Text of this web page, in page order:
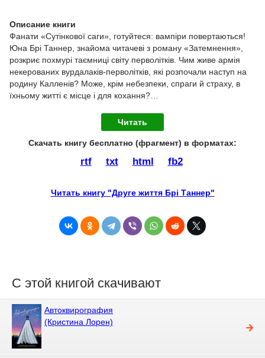
Описание книги
Фанати «Сутінкової саги», готуйтеся: вампіри повертаються!
Юна Брі Таннер, знайома читачеві з роману «Затемнення»,
розкриє похмурі таємниці світу перволітків. Чим живе армія
некерованих вурдалаків-перволітків, які розпочали наступ на
родину Калленів? Може, крім небезпеки, спраги й страху, в
їхньому житті є місце і для кохання?…
Читать
Скачать книгу бесплатно (фрагмент) в форматах :
rtf txt html fb2
Читать книгу "Друге життя Брі Таннер"
С этой книгой скачивают
Автоквирография
(Кристина Лорен)